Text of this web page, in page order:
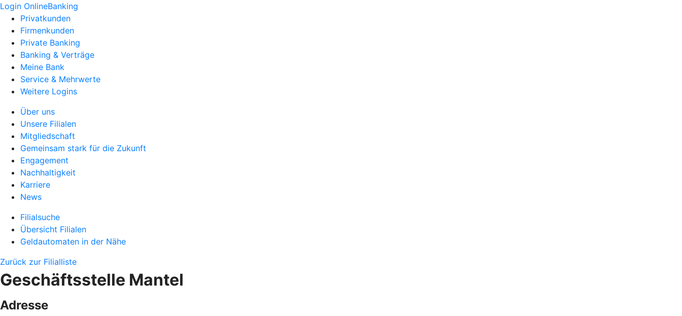
Login OnlineBanking
Privatkunden
Firmenkunden
Private Banking
Banking & Verträge
Meine Bank
Service & Mehrwerte
Weitere Logins
Über uns
Unsere Filialen
Mitgliedschaft
Gemeinsam stark für die Zukunft
Engagement
Nachhaltigkeit
Karriere
News
Filialsuche
Übersicht Filialen
Geldautomaten in der Nähe
Zurück zur Filialliste
Geschäftsstelle Mantel
Adresse